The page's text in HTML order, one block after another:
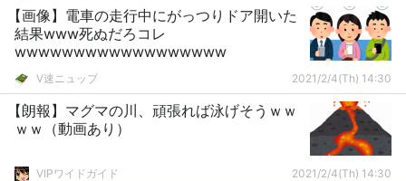
【画像】電車の走行中にがっつりドア開いた
結果www死ぬだろコレ
wwwwwwwwwwwwwwwwww
V速ニュップ 2021/2/4(Th) 14:30
【朗報】マグマの川、頑張れば泳げそうｗｗ
ｗｗ（動画あり）
VIPワイドガイド 2021/2/4(Th) 14:30